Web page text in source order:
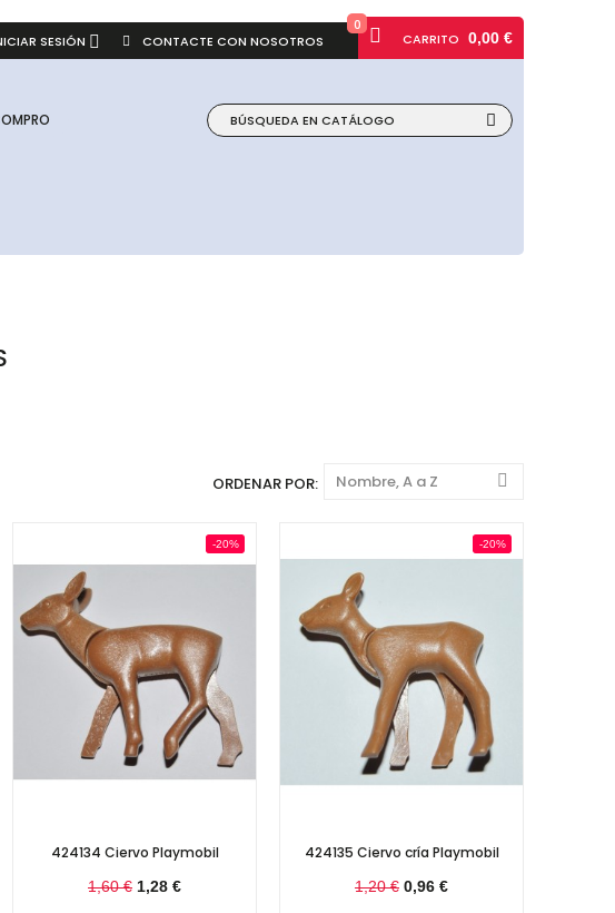
SESIÓN CONTACTE CON NOSOTROS CARRITO
0
0,00 €
ORDENAR POR: Nombre, A a Z
-20%
424134 Ciervo Playmobil
1,60 € 1,28 €
-20%
424135 Ciervo cría Playmobil
1,20 € 0,96 €